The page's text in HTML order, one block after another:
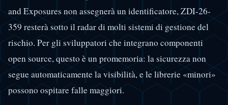
and Exposures non assegnerà un identificatore, ZDI-26-
359 resterà sotto il radar di molti sistemi di gestione del
rischio. Per gli sviluppatori che integrano componenti
open source, questo è un promemoria: la sicurezza non
segue automaticamente la visibilità, e le librerie «minori»
possono ospitare falle maggiori.